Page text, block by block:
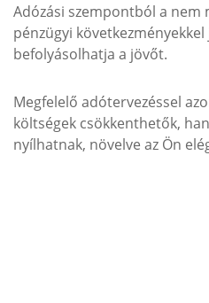
Adózási szempontból a nem
pénzügyi
befolyásolhatja a jövőt.
Megfelelő adótervezéssel
költségek csökkenthetők,
nyílhatnak, növelve az Ön